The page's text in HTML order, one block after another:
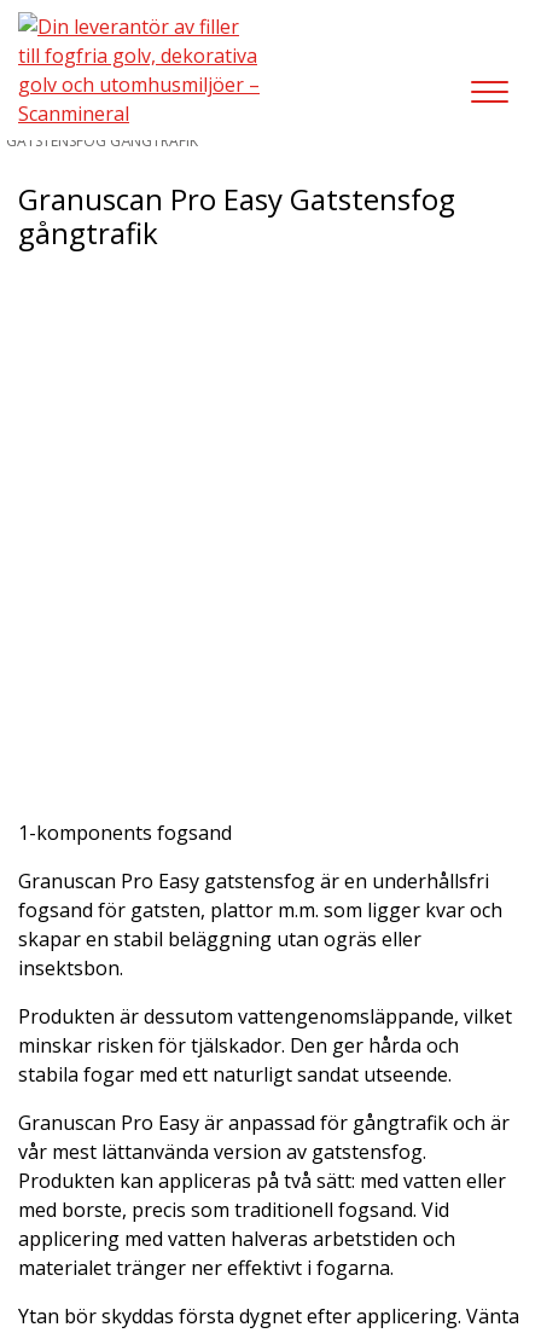
UTOMHUSMILJÖ/GATSTENSFOG
GATSTENSFOG GÅNGTRAFIK
Granuscan Pro Easy Gatstensfog
gångtrafik
1-komponents fogsand
Granuscan Pro Easy gatstensfog är en underhållsfri
fogsand för gatsten, plattor m.m. som ligger kvar och
skapar en stabil beläggning utan ogräs eller
insektsbon.
Produkten är dessutom vattengenomsläppande, vilket
minskar risken för tjälskador. Den ger hårda och
stabila fogar med ett naturligt sandat utseende.
Granuscan Pro Easy är anpassad för gångtrafik och är
vår mest lättanvända version av gatstensfog.
Produkten kan appliceras på två sätt: med vatten eller
med borste, precis som traditionell fogsand. Vid
applicering med vatten halveras arbetstiden och
materialet tränger ner effektivt i fogarna.
Ytan bör skyddas första dygnet efter applicering. Vänta